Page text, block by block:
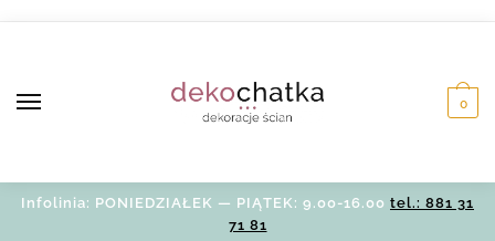
0
Infolinia: PONIEDZIAŁEK — PIĄTEK: 9.00-16.00 tel.: 881 31
71 81